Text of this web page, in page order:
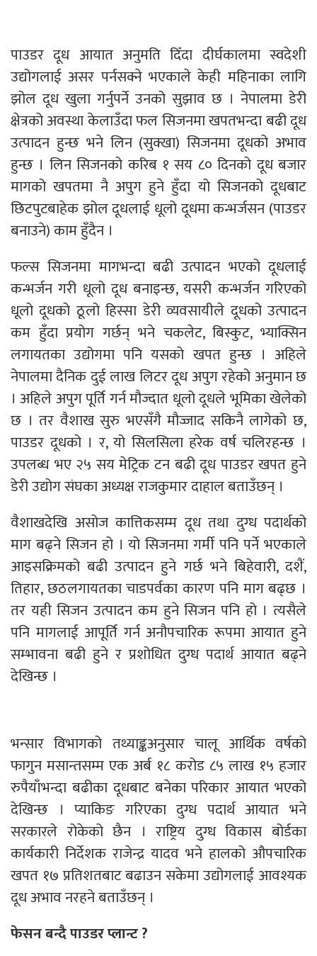
पाउडर दूध आयात अनुमति दिँदा दीर्घकालमा स्वदेशी
उद्योगलाई असर पर्नसक्ने भएकाले केही महिनाका लागि
झोल दूध खुला गर्नुपर्ने उनको सुझाव छ । नेपालमा डेरी
क्षेत्रको अवस्था केलाउँदा फल सिजनमा खपतभन्दा बढी दूध
उत्पादन हुन्छ भने लिन (सुक्खा) सिजनमा दूधको अभाव
हुन्छ । लिन सिजनको करिब १ सय ८० दिनको दूध बजार
मागको खपतमा नै अपुग हुने हुँदा यो सिजनको दूधबाट
छिटपुटबाहेक झोल दूधलाई धूलो दूधमा कन्भर्जसन (पाउडर
बनाउने) काम हुँदैन ।
फल्स सिजनमा मागभन्दा बढी उत्पादन भएको दूधलाई
कन्भर्जन गरी धूलो दूध बनाइन्छ, यसरी कन्भर्जन गरिएको
धूलो दूधको ठूलो हिस्सा डेरी व्यवसायीले दूधको उत्पादन
कम हुँदा प्रयोग गर्छन् भने चकलेट, बिस्कुट, भ्याक्सिन
लगायतका उद्योगमा पनि यसको खपत हुन्छ । अहिले
नेपालमा दैनिक दुई लाख लिटर दूध अपुग रहेको अनुमान छ
। अहिले अपुग पूर्ति गर्न मौज्दात धूलो दूधले भूमिका खेलेको
छ । तर वैशाख सुरु भएसँगै मौज्जाद सकिनै लागेको छ,
पाउडर दूधको । र, यो सिलसिला हरेक वर्ष चलिरहन्छ ।
उपलब्ध भए २५ सय मेट्रिक टन बढी दूध पाउडर खपत हुने
डेरी उद्योग संघका अध्यक्ष राजकुमार दाहाल बताउँछन् ।
वैशाखदेखि असोज कात्तिकसम्म दूध तथा दुग्ध पदार्थको
माग बढ्ने सिजन हो । यो सिजनमा गर्मी पनि पर्ने भएकाले
आइसक्रिमको बढी उत्पादन हुने गर्छ भने बिहेवारी, दशैं,
तिहार, छठलगायतका चाडपर्वका कारण पनि माग बढ्छ ।
तर यही सिजन उत्पादन कम हुने सिजन पनि हो । त्यसैले
पनि मागलाई आपूर्ति गर्न अनौपचारिक रूपमा आयात हुने
सम्भावना बढी हुने र प्रशोधित दुग्ध पदार्थ आयात बढ्ने
देखिन्छ ।
भन्सार विभागको तथ्याङ्कअनुसार चालू आर्थिक वर्षको
फागुन मसान्तसम्म एक अर्ब १८ करोड ८५ लाख १५ हजार
रुपैयाँभन्दा बढीका दूधबाट बनेका परिकार आयात भएको
देखिन्छ । प्याकिङ गरिएका दुग्ध पदार्थ आयात भने
सरकारले रोकेको छैन । राष्ट्रिय दुग्ध विकास बोर्डका
कार्यकारी निर्देशक राजेन्द्र यादव भने हालको औपचारिक
खपत १७ प्रतिशतबाट बढाउन सकेमा उद्योगलाई आवश्यक
दूध अभाव नरहने बताउँछन् ।
फेसन बन्दै पाउडर प्लान्ट ?